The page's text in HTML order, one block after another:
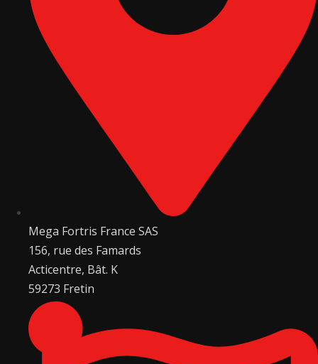
Mega Fortris France SAS
156, rue des Famards
Acticentre, Bât. K
59273 Fretin